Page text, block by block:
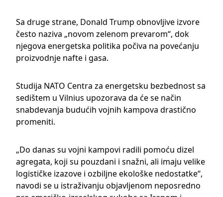
Sa druge strane, Donald Trump obnovljive izvore
često naziva „novom zelenom prevarom“, dok
njegova energetska politika počiva na povećanju
proizvodnje nafte i gasa.
Studija NATO Centra za energetsku bezbednost sa
sedištem u Vilnius upozorava da će se način
snabdevanja budućih vojnih kampova drastično
promeniti.
„Do danas su vojni kampovi radili pomoću dizel
agregata, koji su pouzdani i snažni, ali imaju velike
logističke izazove i ozbiljne ekološke nedostatke“,
navodi se u istraživanju objavljenom neposredno